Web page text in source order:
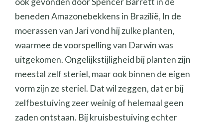
beneden Amazonebekkens in Brazilië, In de
moerassen van Jari vond hij zulke planten,
waarmee de voorspelling van Darwin was
uitgekomen. Ongelijkstijligheid bij planten zijn
meestal zelf steriel, maar ook binnen de eigen
vorm zijn ze steriel. Dat wil zeggen, dat er bij
zelfbestuiving zeer weinig of helemaal geen
zaden ontstaan. Bij kruisbestuiving echter